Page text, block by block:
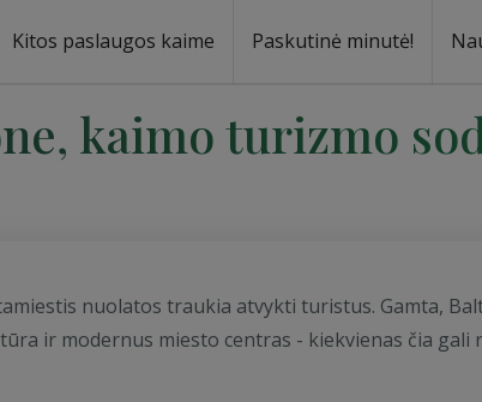
Kitos paslaugos kaime Paskutinė minutė!
kaimo turizmo
nuolatos traukia atvykti turistus. Gamta,
ir modernus miesto centras - kiekvienas čia gali